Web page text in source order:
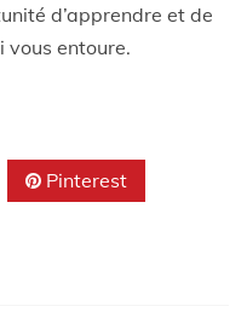
d’apprendre et de
vous entoure.
Pinterest